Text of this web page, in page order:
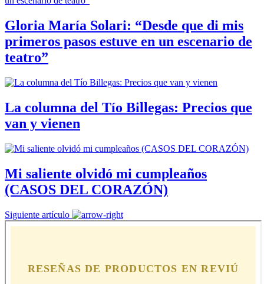
Gloria María Solari: “Desde que di mis
primeros pasos estuve en un escenario de
teatro”
La columna del Tío Billegas: Precios que
van y vienen
Mi saliente olvidó mi cumpleaños
(CASOS DEL CORAZÓN)
Siguiente artículo